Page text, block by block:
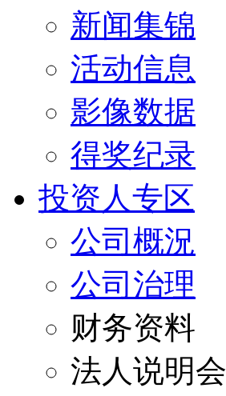
新闻集锦
活动信息
影像数据
得奖纪录
投资人专区
公司概況
公司治理
财务资料
法人说明会